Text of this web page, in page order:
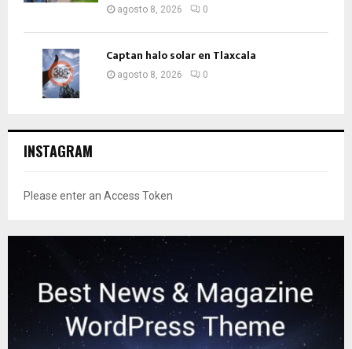
agosto 8, 2026 0
Captan halo solar en Tlaxcala
agosto 8, 2026 0
INSTAGRAM
Please enter an Access Token